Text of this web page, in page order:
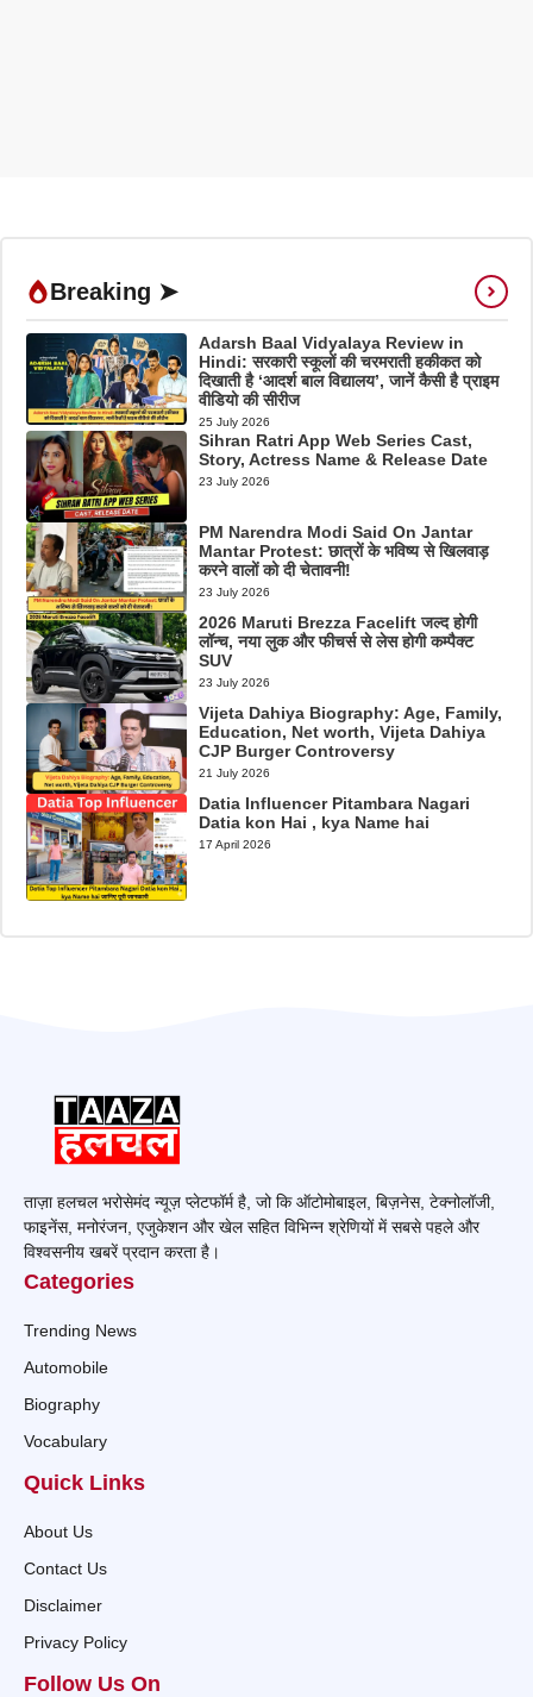
Breaking ➤
Adarsh Baal Vidyalaya Review in
Hindi: सरकारी स्कूलों की चरमराती हकीकत को
दिखाती है ‘आदर्श बाल विद्यालय’, जानें कैसी है प्राइम
वीडियो की सीरीज
25 July 2026
Sihran Ratri App Web Series Cast,
Story, Actress Name & Release Date
23 July 2026
PM Narendra Modi Said On Jantar
Mantar Protest: छात्रों के भविष्य से खिलवाड़
करने वालों को दी चेतावनी!
23 July 2026
2026 Maruti Brezza Facelift जल्द होगी
लॉन्च, नया लुक और फीचर्स से लेस होगी कम्पैक्ट
SUV
23 July 2026
Vijeta Dahiya Biography: Age, Family,
Education, Net worth, Vijeta Dahiya
CJP Burger Controversy
21 July 2026
Datia Influencer Pitambara Nagari
Datia kon Hai , kya Name hai
17 April 2026
ताज़ा हलचल भरोसेमंद न्यूज़ प्लेटफॉर्म है, जो कि ऑटोमोबाइल, बिज़नेस, टेक्नोलॉजी,
फाइनेंस, मनोरंजन, एजुकेशन और खेल सहित विभिन्न श्रेणियों में सबसे पहले और
विश्वसनीय खबरें प्रदान करता है।
Categories
Trending News
Automobile
Biography
Vocabulary
Quick Links
About Us
Contact Us
Disclaimer
Privacy Policy
Follow Us On